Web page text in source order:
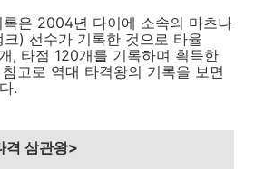
록은 2004년 다이에 소속의 마츠나
) 선수가 기록한 것으로 타율
, 타점 120개를 기록하며 획득한
고로 역대 타격왕의 기록을 보면
.
격 삼관왕>